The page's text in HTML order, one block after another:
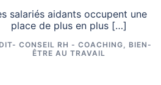
salariés aidants occupent une
place de plus en plus […]
CONSEIL RH - COACHING, BIEN-
ÊTRE AU TRAVAIL